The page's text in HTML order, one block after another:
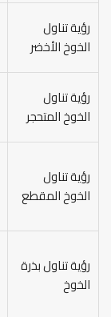
رؤية تناول
الخوخ الأخضر
رؤية تناول
الخوخ المتحجر
رؤية تناول
الخوخ المقطع
رؤية تناول بذرة
الخوخ